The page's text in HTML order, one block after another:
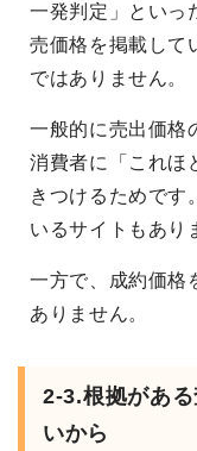
一発判定」といっ
売価格を掲載して
ではありません。
一般的に売出価格
消費者に「これほ
きつけるためです
いるサイトもあり
一方で、成約価格
ありません。
2-3.根拠があ
いから